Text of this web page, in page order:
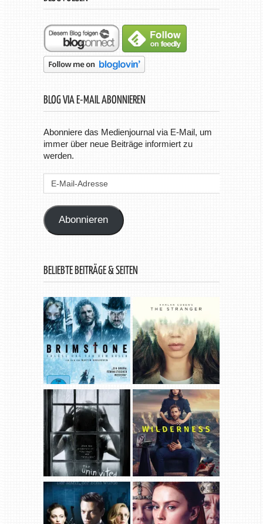
BLOG VIA E-MAIL ABONNIEREN
Abonniere das Medienjournal via E-Mail, um
immer über neue Beiträge informiert zu
werden.
Abonnieren
BELIEBTE BEITRÄGE & SEITEN